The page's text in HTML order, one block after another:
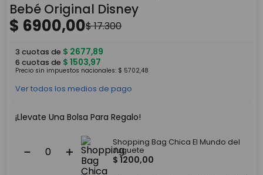
5. toy story
Bebé Original Disney
$ 6900,00$17.300
3 cuotas de $ 2677,89
6 cuotas de $ 1503,97
Precio sin impuestos nacionales: $ 5702,48
Ver todos los medios de pago
¡Llevate Una Bolsa Para Regalo!
＋
－
Shopping Bag Chica El Mundo del
Juguete
$ 1200,00